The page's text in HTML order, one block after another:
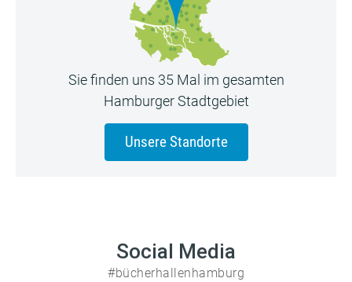
Sie finden uns 35 Mal im gesamten
Hamburger Stadtgebiet
Unsere Standorte
Social Media
#bücherhallenhamburg